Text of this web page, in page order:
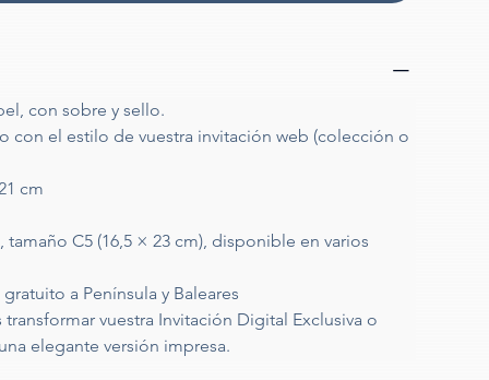
con sobre y sello.
con el estilo de vuestra invitación web (colección o
cm
C5 (16,5 × 23 cm), disponible en varios
a Península y Baleares
vuestra Invitación Digital Exclusiva o
elegante versión impresa.